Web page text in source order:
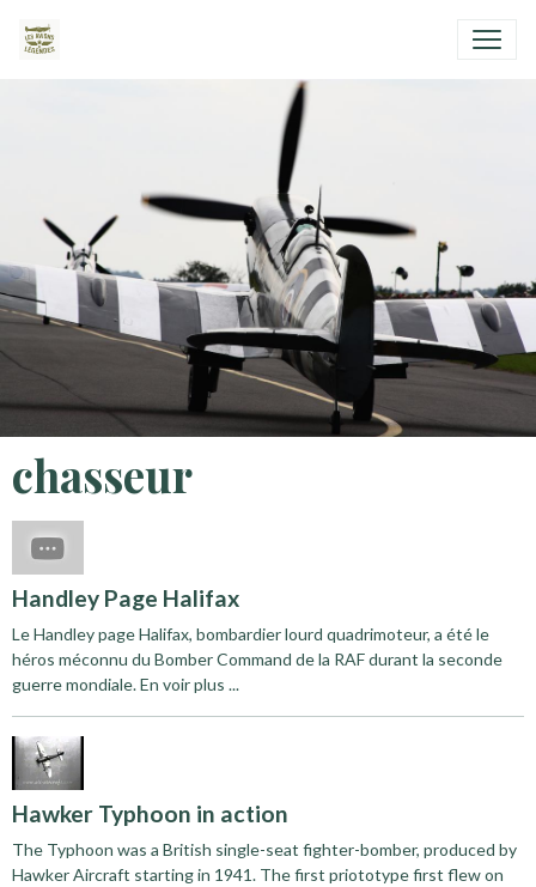
chasseur
Handley Page Halifax
Le Handley page Halifax, bombardier lourd quadrimoteur, a été le
héros méconnu du Bomber Command de la RAF durant la seconde
guerre mondiale. En voir plus ...
Hawker Typhoon in action
The Typhoon was a British single-seat fighter-bomber, produced by
Hawker Aircraft starting in 1941. The first priototype first flew on